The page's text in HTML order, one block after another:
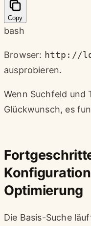
Copy
bash
Browser: http://
ausprobieren.
Wenn Suchfeld und
Glückwunsch, es
Optimierung
Die Basis-Suche